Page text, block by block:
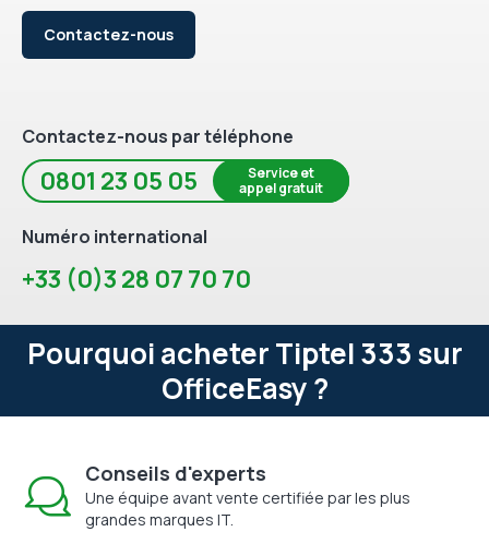
Contactez-nous
Contactez-nous par téléphone
0801 23 05 05
Service et
appel gratuit
Numéro international
+33 (0)3 28 07 70 70
Pourquoi acheter Tiptel 333 sur
OfficeEasy ?
Conseils d'experts
Une équipe avant vente certifiée par les plus
grandes marques IT.